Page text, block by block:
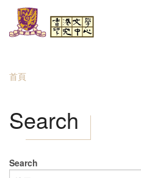
移至主內容
中心簡介
您在這裡
首頁
Search
Search